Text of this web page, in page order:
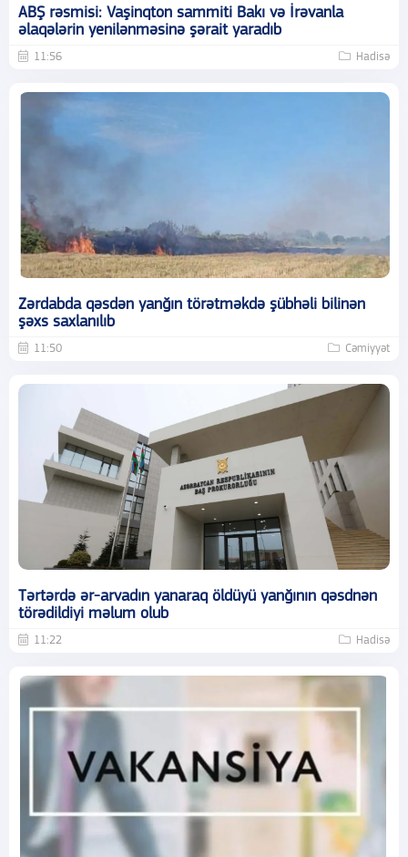
ABŞ rəsmisi: Vaşinqton sammiti Bakı və İrəvanla
əlaqələrin yenilənməsinə şərait yaradıb
11:56 Hadisə
Zərdabda qəsdən yanğın törətməkdə şübhəli bilinən
şəxs saxlanılıb
11:50 Cəmiyyət
Tərtərdə ər-arvadın yanaraq öldüyü yanğının qəsdnən
törədildiyi məlum olub
11:22 Hadisə